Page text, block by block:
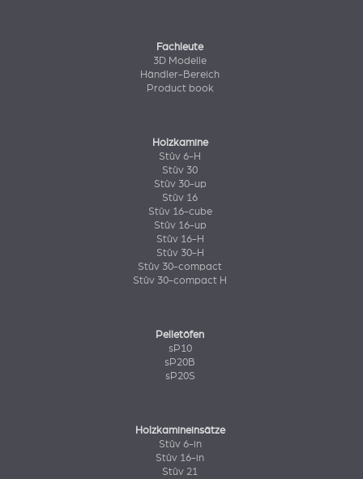
Fachleute
3D Modelle
Händler-Bereich
Product book
Holzkamine
Stûv 6-H
Stûv 30
Stûv 30-up
Stûv 16
Stûv 16-cube
Stûv 16-up
Stûv 16-H
Stûv 30-H
Stûv 30-compact
Stûv 30-compact H
Pelletöfen
sP10
sP20B
sP20S
Holzkamineinsätze
Stûv 6-in
Stûv 16-in
Stûv 21